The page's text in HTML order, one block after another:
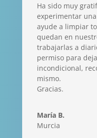
Ha sido muy
experimentar
ayude a limpiar
quedan en
trabajarlas a
permiso para
incondicional,
mismo.
Gracias.
María B.
Murcia